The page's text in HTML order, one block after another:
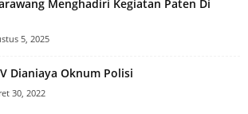
Menghadiri Kegiatan Paten Di
5, 2025
Dianiaya Oknum Polisi
30, 2022